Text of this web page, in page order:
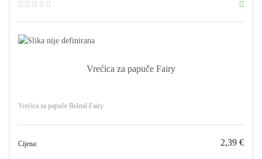
Vrećica za papuče Fairy
Vrećica za papuče Belmil Fairy
Cijena: 2,39 €